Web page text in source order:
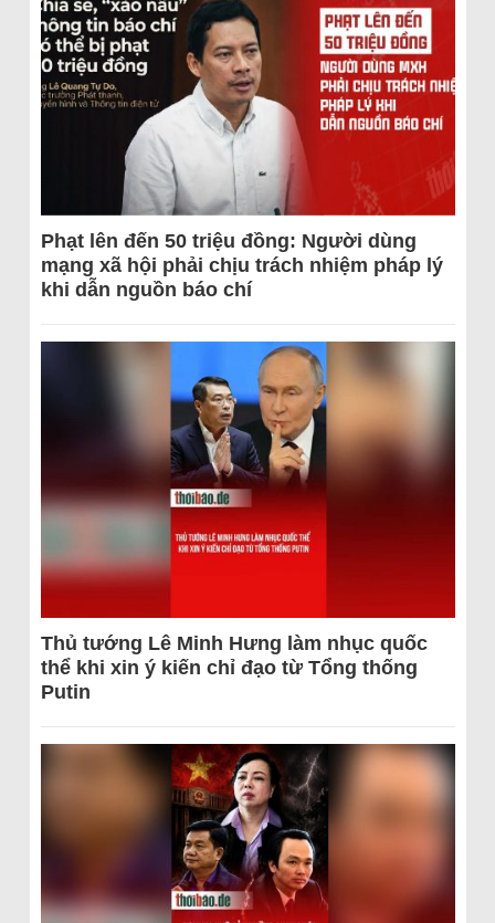
Phạt lên đến 50 triệu đồng: Người dùng
mạng xã hội phải chịu trách nhiệm pháp lý
khi dẫn nguồn báo chí
Thủ tướng Lê Minh Hưng làm nhục quốc
thể khi xin ý kiến chỉ đạo từ Tổng thống
Putin